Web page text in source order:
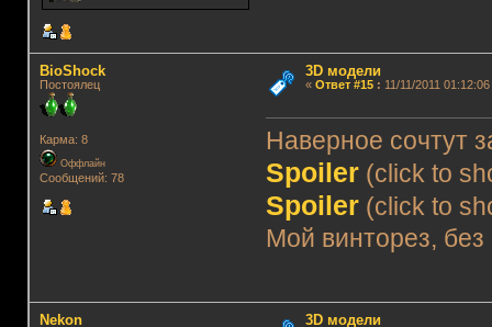
BioShock
Постоялец
Карма: 8
Оффлайн
Сообщений: 78
3D модели
« Ответ #15: 11/11/2011 01:12:06
Наверное сочтут
Spoiler (click to
Spoiler (click to
Мой винторез, без
Nekon 3D модели